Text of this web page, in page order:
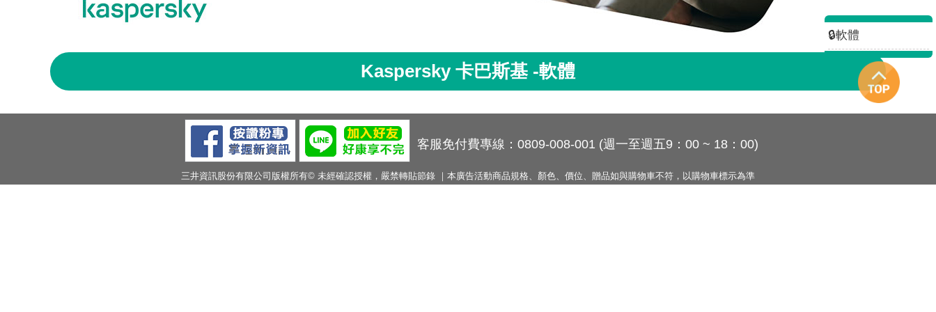
🔒軟體
Kaspersky 卡巴斯基 -軟體
客服免付費專線：0809-008-001 (週一至週五9：00 ~ 18：00)
三井資訊股份有限公司版權所有© 未經確認授權，嚴禁轉貼節錄 ｜本廣告活動商品規格、顏色、價位、贈品如與購物車不符，以購物車標示為準